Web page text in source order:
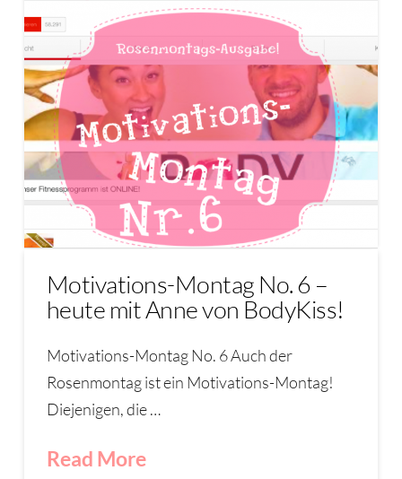
Motivations-Montag No. 6 –
heute mit Anne von BodyKiss!
Motivations-Montag No. 6 Auch der
Rosenmontag ist ein Motivations-Montag!
Diejenigen, die …
Read More